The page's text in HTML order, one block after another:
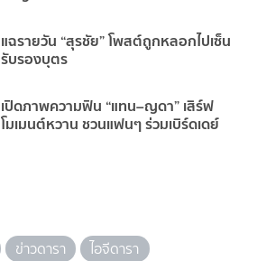
แฉรายวัน “สุรชัย” โพสต์ถูกหลอกไปเซ็น
รับรองบุตร
เปิดภาพความฟิน “แทน–ญดา” เสิร์ฟ
โมเมนต์หวาน ชวนแฟนๆ ร่วมเบิร์ดเดย์
ข่าวดารา
ไอจีดารา